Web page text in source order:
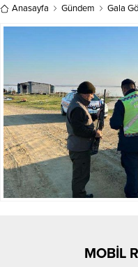
Anasayfa Gündem Gala
MOBİL